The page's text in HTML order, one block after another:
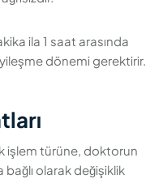
ila 1 saat arasında
dönemi gerektirir.
işlem türüne, doktorun
olarak değişiklik